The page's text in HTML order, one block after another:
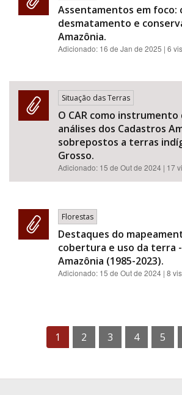
Assentamentos em foco:
desmatamento e
Amazônia.
Adicionado: 16 de Jan de 2025 | 6
Situação das Terras
O CAR como instrumento
análises dos Cadastros
sobrepostos a terras
Grosso.
Adicionado: 15 de Out de 2024 | 17
Florestas
Destaques do
cobertura e uso da terra
Amazônia (1985-2023).
Adicionado: 15 de Out de 2024 | 8
1 2 3 4 5